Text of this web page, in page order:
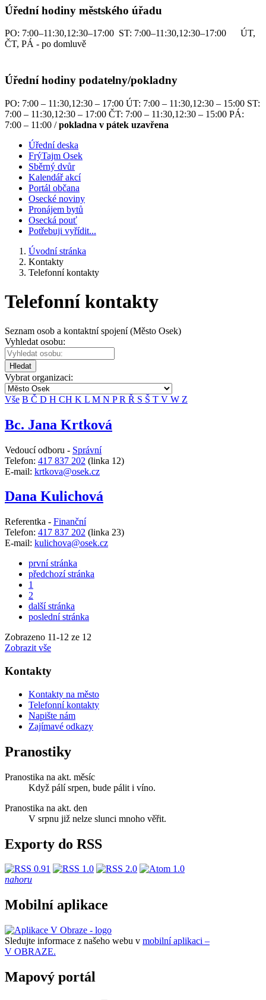
Úřední hodiny městského úřadu
PO: 7:00–11:30,12:30–17:00 ST: 7:00–11:30,12:30–17:00 ÚT,
ČT, PÁ - po domluvě
Úřední hodiny podatelny/pokladny
PO: 7:00 – 11:30,12:30 – 17:00 ÚT: 7:00 – 11:30,12:30 – 15:00 ST:
7:00 – 11:30,12:30 – 17:00 ČT: 7:00 – 11:30,12:30 – 15:00 PÁ:
7:00 – 11:00 /pokladna v pátek uzavřena
Úřední deska
FrýTajm Osek
Sběrný dvůr
Kalendář akcí
Portál občana
Osecké noviny
Pronájem bytů
Osecká pouť
Potřebuji vyřídit...
Úvodní stránka
Kontakty
Telefonní kontakty
Telefonní kontakty
Seznam osob a kontaktní spojení (Město Osek)
Vyhledat osobu:
Hledat
Vybrat organizaci:
Vše B Č D H CH K L M N PR Ř S Š T V W Z
Bc. Jana Krtková
Vedoucí odboru - Správní
Telefon: 417 837 202 (linka 12)
E-mail: krtkova@osek.cz
Dana Kulichová
Referentka - Finanční
Telefon: 417 837 202 (linka 23)
E-mail: kulichova@osek.cz
první stránka
předchozí stránka
1
2
další stránka
poslední stránka
Zobrazeno 11-12 ze 12
Zobrazit vše
Kontakty
Kontakty na město
Telefonní kontakty
Napište nám
Zajímavé odkazy
Pranostiky
Pranostika na akt. měsíc
Když pálí srpen, bude pálit i víno.
Pranostika na akt. den
V srpnu již nelze slunci mnoho věřit.
Exporty do RSS
nahoru
Mobilní aplikace
Sledujte informace z našeho webu v mobilní aplikaci –
V OBRAZE.
Mapový portál